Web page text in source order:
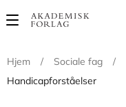
Main
Hjem
/ Sociale fag /
Handicapforståelser